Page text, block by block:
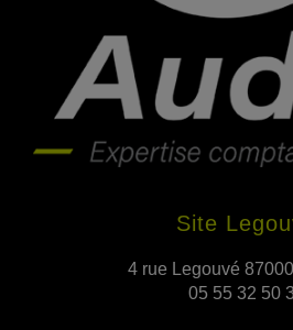
Site
4 rue Legouvé
05 55 32 50